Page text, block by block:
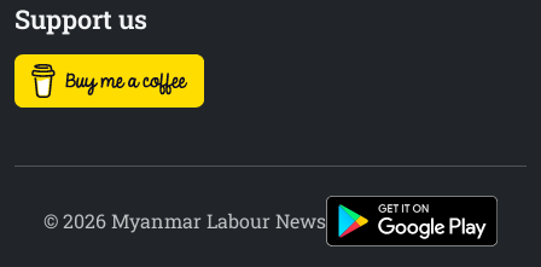
Support us
© 2026 Myanmar Labour News